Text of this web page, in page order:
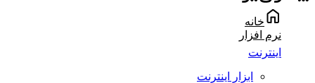
خانه
نرم افزار
اینترنت
ابزار اینترنت